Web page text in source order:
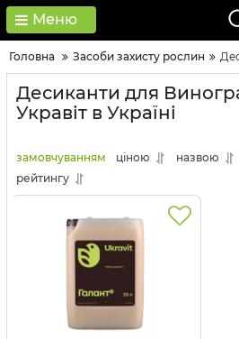
Меню
Головна Засоби захисту рослин
Десиканти для
Укравіт в Україні
замовчуванням ціною
назвою
рейтингу